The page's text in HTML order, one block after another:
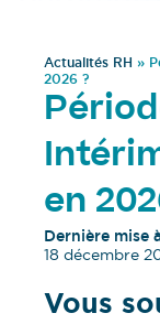
Actualités RH »
2026 ?
en
Dernière mise
18 décembre
Vous